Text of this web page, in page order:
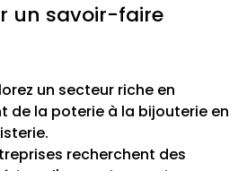
un savoir-faire
un secteur riche en
de la poterie à la bijouterie en
recherchent des